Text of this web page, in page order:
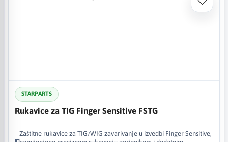
STARPARTS
Rukavice za TIG Finger Sensitive FSTG
Zaštitne rukavice za TIG/WIG zavarivanje u izvedbi Finger Sensitive,